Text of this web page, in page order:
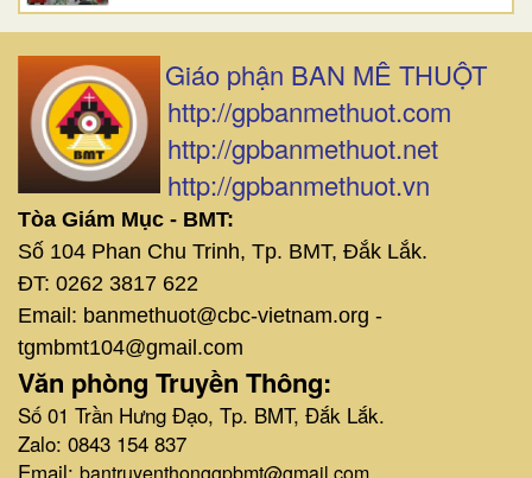
Giáo phận BAN MÊ THUỘT
http://gpbanmethuot.com
http://gpbanmethuot.net
http://gpbanmethuot.vn
Tòa Giám Mục - BMT:
Số 104 Phan Chu Trinh, Tp. BMT, Đắk Lắk.
ĐT: 0262 3817 622
Email: banmethuot@cbc-vietnam.org -
tgmbmt104@gmail.com
Văn phòng Truyền Thông:
Số 01 Trần Hưng Đạo, Tp. BMT, Đắk Lắk.
Zalo: 0843 154 837
Email: